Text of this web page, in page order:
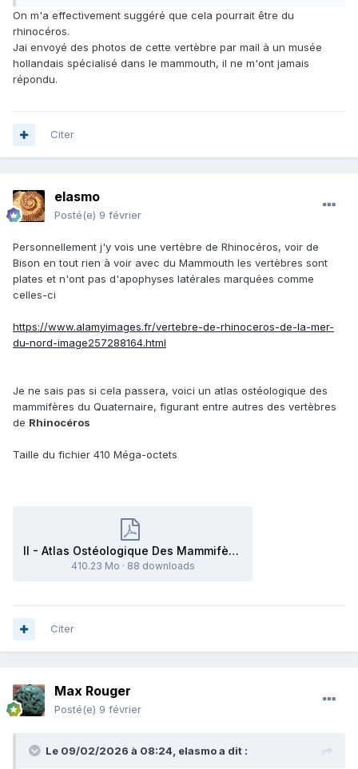
On m'a effectivement suggéré que cela pourrait être du
rhinocéros.
Jai envoyé des photos de cette vertèbre par mail à un musée
hollandais spécialisé dans le mammouth, il ne m'ont jamais
répondu.
Citer
elasmo
Posté(e) 9 février
Personnellement j'y vois une vertèbre de Rhinocéros, voir de
Bison en tout rien à voir avec du Mammouth les vertèbres sont
plates et n'ont pas d'apophyses latérales marquées comme
celles-ci
https://www.alamyimages.fr/vertebre-de-rhinoceros-de-la-mer-
du-nord-image257288164.html
Je ne sais pas si cela passera, voici un atlas ostéologique des
mammifères du Quaternaire, figurant entre autres des vertèbres
de Rhinocéros
Taille du fichier 410 Méga-octets
II - Atlas Ostéologique Des Mammifères - Tete,Rachis,Ceintures scapulaire et pelvienne - Herbivores.pdf
410.23 Mo · 88 downloads
Citer
Max Rouger
Posté(e) 9 février
Le 09/02/2026 à 08:24, elasmoa dit :